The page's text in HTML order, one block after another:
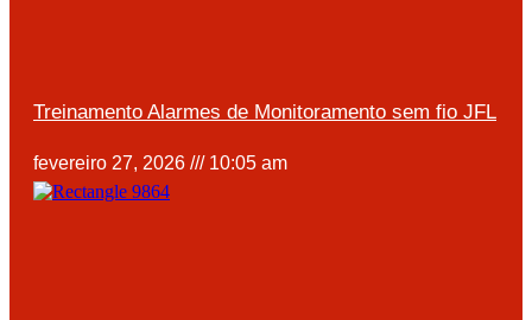
Treinamento Alarmes de Monitoramento sem fio JFL
fevereiro 27, 2026 10:05 am